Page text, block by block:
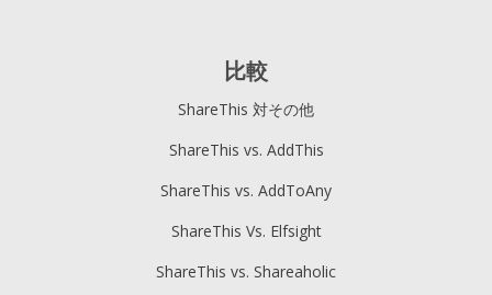
比較
ShareThis 対その他
ShareThis vs. AddThis
ShareThis vs. AddToAny
ShareThis Vs. Elfsight
ShareThis vs. Shareaholic